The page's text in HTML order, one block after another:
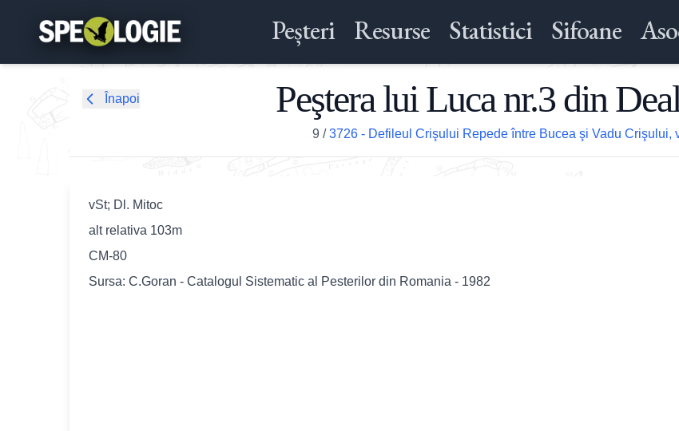
Peșteri Resurse Statistici Sifoane
Înapoi Peştera lui Luca nr.3 din
9 /3726 - Defileul Crişului Repede între Bucea şi Vadu Crişului,
vSt; Dl. Mitoc
alt relativa 103m
CM-80
Sursa: C.Goran - Catalogul Sistematic al Pesterilor din Romania - 1982